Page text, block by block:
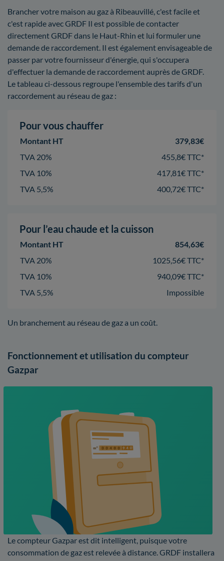
Brancher votre maison au gaz à Ribeauvillé, c'est facile et
c'est rapide avec GRDF Il est possible de contacter
directement GRDF dans le Haut-Rhin et lui formuler une
demande de raccordement. Il est également envisageable de
passer par votre fournisseur d'énergie, qui s'occupera
d'effectuer la demande de raccordement auprès de GRDF.
Le tableau ci-dessous regroupe l'ensemble des tarifs d'un
raccordement au réseau de gaz :
Pour vous chauffer
Montant HT
379,83€
TVA 20%
455,8€ TTC*
TVA 10%
417,81€ TTC*
TVA 5,5%
400,72€ TTC*
Pour l’eau chaude et la cuisson
Montant HT
854,63€
TVA 20%
1025,56€ TTC*
TVA 10%
940,09€ TTC*
TVA 5,5%
Impossible
Un branchement au réseau de gaz a un coût.
Fonctionnement et utilisation du compteur
Gazpar
Le compteur Gazpar est dit intelligent, puisque votre
consommation de gaz est relevée à distance. GRDF installera